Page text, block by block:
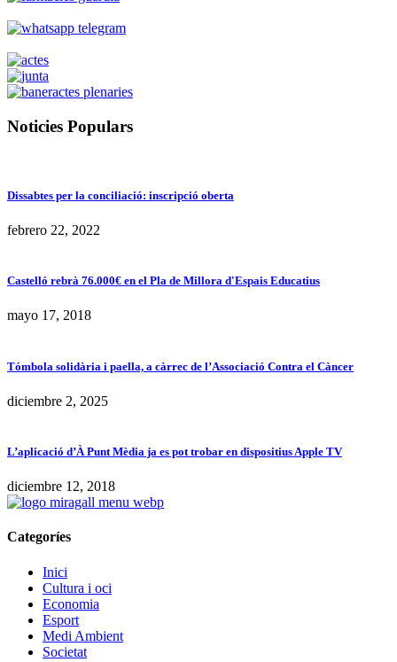
Noticies Populars
Dissabtes per la conciliació: inscripció oberta
febrero 22, 2022
Castelló rebrà 76.000€ en el Pla de Millora d'Espais Educatius
mayo 17, 2018
Tómbola solidària i paella, a càrrec de l’Associació Contra el Càncer
diciembre 2, 2025
L’aplicació d’À Punt Mèdia ja es pot trobar en dispositius Apple TV
diciembre 12, 2018
Categoríes
Inici
Cultura i oci
Economia
Esport
Medi Ambient
Societat